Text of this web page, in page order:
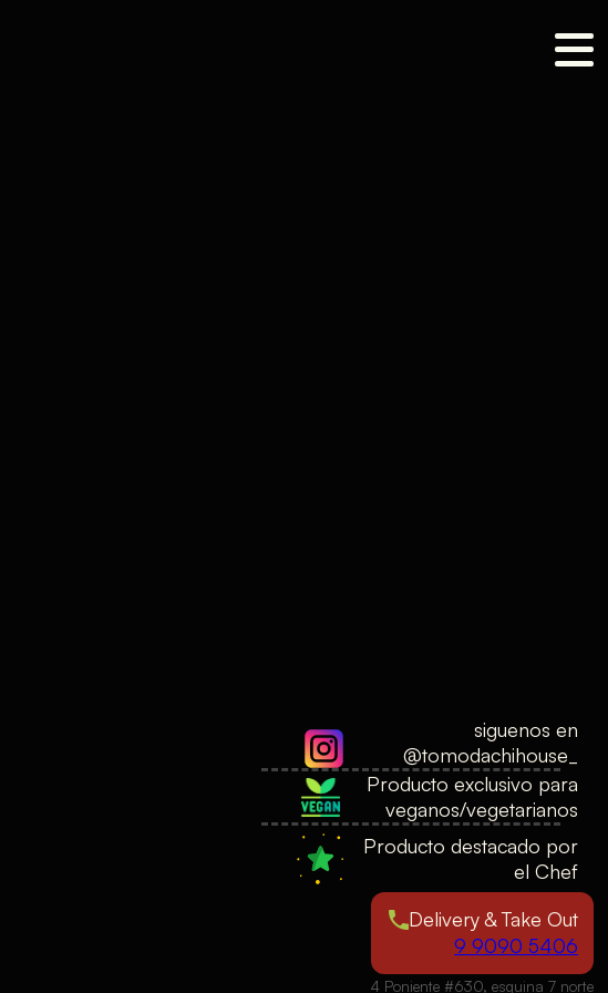
siguenos en
@tomodachihouse_
Producto exclusivo para
veganos/vegetarianos
Producto destacado por
el Chef
Delivery & Take Out
9 9090 5406
4 Poniente #630, esquina 7 norte